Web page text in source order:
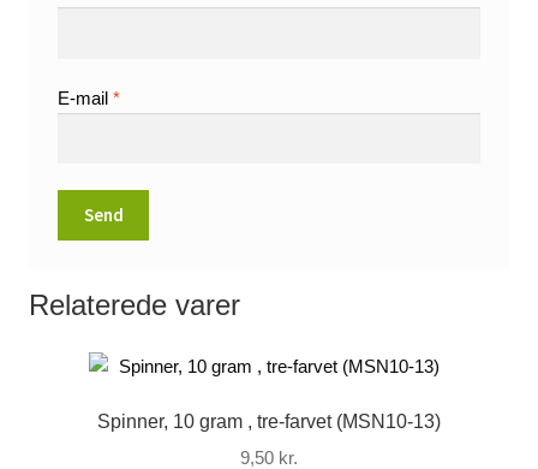
E-mail*
Relaterede varer
Spinner, 10 gram , tre-farvet (MSN10-13)
9,50 kr.